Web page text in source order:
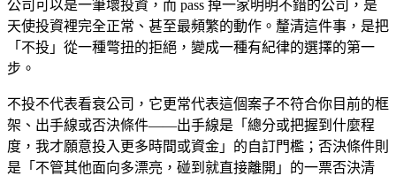
公司可以是一筆壞投資，而 pass 掉一家明明不錯的公司，是
天使投資裡完全正常、甚至最頻繁的動作。釐清這件事，是把
「不投」從一種彆扭的拒絕，變成一種有紀律的選擇的第一
步。
不投不代表看衰公司，它更常代表這個案子不符合你目前的框
架、出手線或否決條件——出手線是「總分或把握到什麼程
度，我才願意投入更多時間或資金」的自訂門檻；否決條件則
是「不管其他面向多漂亮，碰到就直接離開」的一票否決清